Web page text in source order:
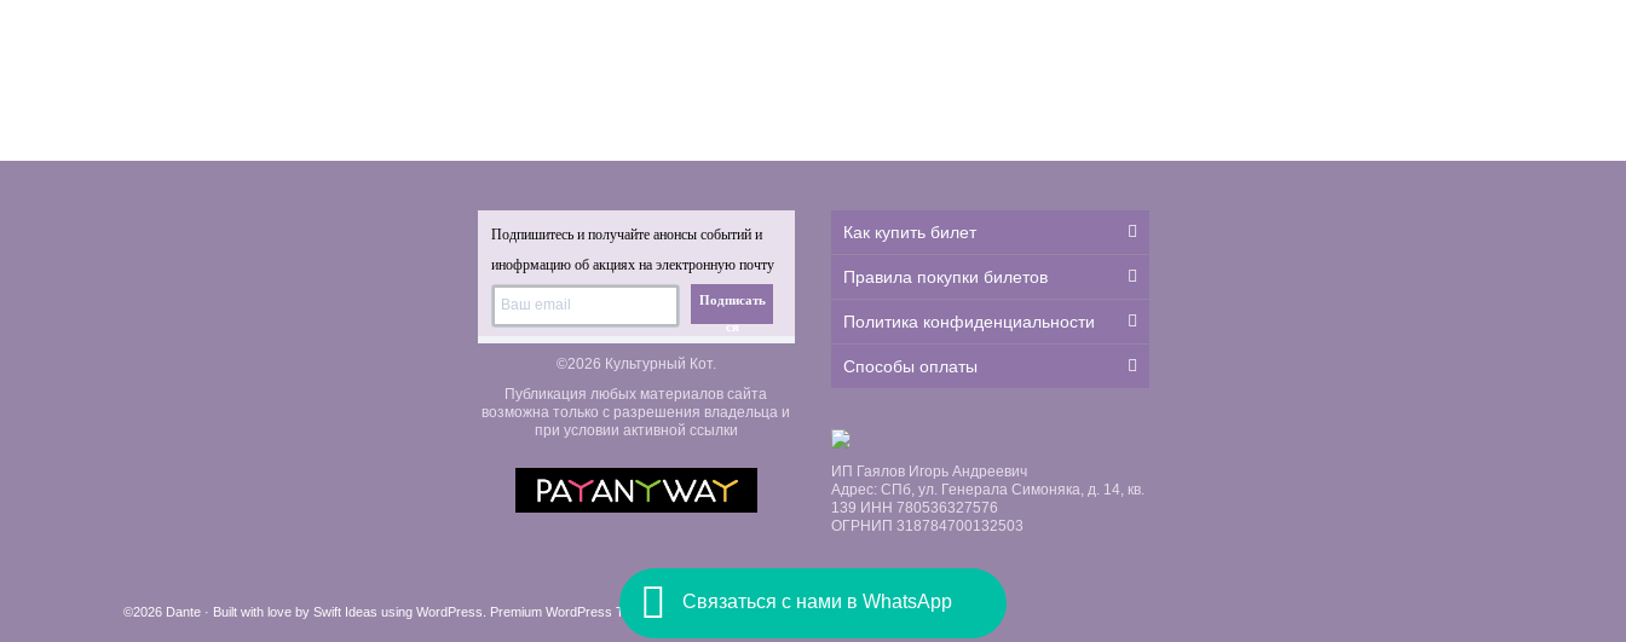
Связаться с нами в WhatsApp
Подпишитесь и получайте анонсы событий и
инофрмацию об акциях на электронную почту
Подписать
ся
©2026 Культурный Кот.
Публикация любых материалов сайта
возможна только с разрешения владельца и
при условии активной ссылки
Как купить билет
Правила покупки билетов
Политика конфиденциальности
Способы оплаты
ИП Гаялов Игорь Андреевич
Адрес: СПб, ул. Генерала Симоняка, д. 14, кв.
139 ИНН 780536327576
ОГРНИП 318784700132503
©2026 Dante · Built with love by Swift Ideas using WordPress Premium WordPress Themes by Swift Ideas